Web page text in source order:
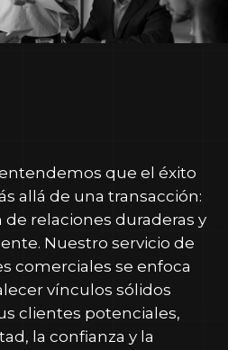
que el éxito
allá de una transacción:
de relaciones duraderas y
Nuestro servicio de
comerciales se enfoca
vínculos sólidos
clientes potenciales,
la confianza y la